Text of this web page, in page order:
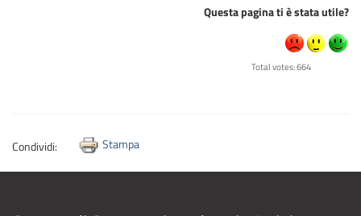
Questa pagina ti è stata utile?
Total votes: 664
Condividi: Stampa